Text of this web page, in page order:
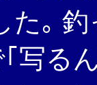
た｡
写る